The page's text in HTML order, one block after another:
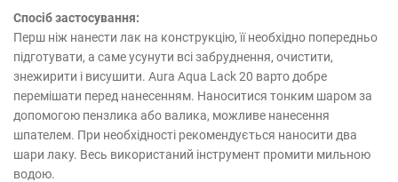
Спосіб застосування:
Перш ніж нанести лак на конструкцію, її необхідно попередньо
підготувати, а саме усунути всі забруднення, очистити,
знежирити і висушити. Aura Aqua Lack 20 варто добре
перемішати перед нанесенням. Наноситися тонким шаром за
допомогою пензлика або валика, можливе нанесення
шпателем. При необхідності рекомендується наносити два
шари лаку. Весь використаний інструмент промити мильною
водою.